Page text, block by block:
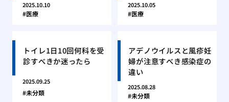
2025.10.10
医療
2025.10.05
医療
トイレ1日10回何科を受
診すべきか迷ったら
2025.09.25
未分類
アデノウイルスと風疹妊
婦が注意すべき感染症の
違い
2025.08.28
未分類